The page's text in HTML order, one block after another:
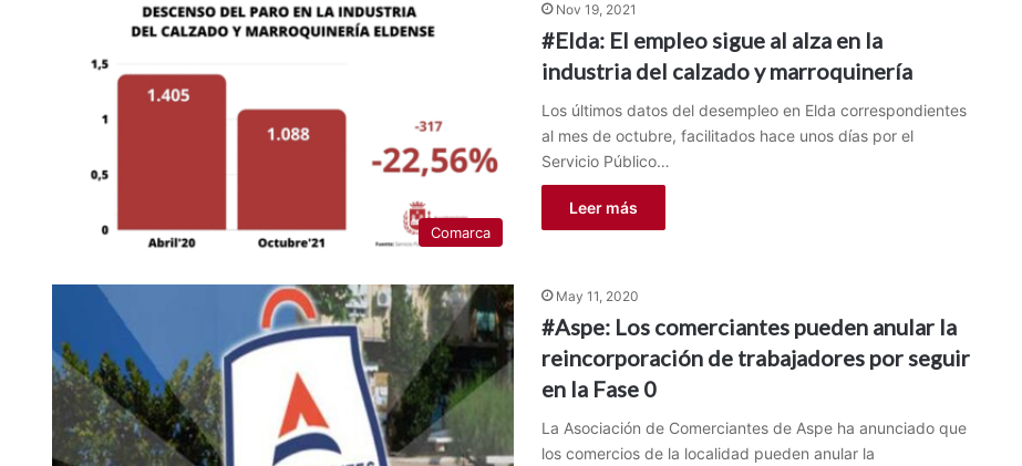
Comarca
Nov 19, 2021
#Elda: El empleo sigue al alza en la
industria del calzado y marroquinería
Los últimos datos del desempleo en Elda correspondientes
al mes de octubre, facilitados hace unos días por el
Servicio Público…
Leer más
May 11, 2020
#Aspe: Los comerciantes pueden anular la
reincorporación de trabajadores por seguir
en la Fase 0
La Asociación de Comerciantes de Aspe ha anunciado que
los comercios de la localidad pueden anular la